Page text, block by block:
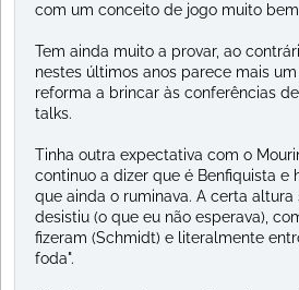
com um conceito de jogo muito
Tem ainda muito a provar, ao
nestes últimos anos parece mais
reforma a brincar às conferências
talks.
Tinha outra expectativa com o
continuo a dizer que é Benfiquista e
que ainda o ruminava. A certa
desistiu (o que eu não esperava),
fizeram (Schmidt) e literalmente
foda".